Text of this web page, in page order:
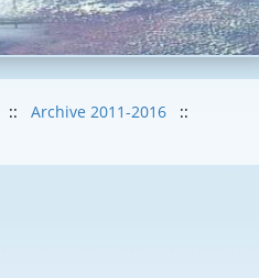
:: Archive 2011-2016
::